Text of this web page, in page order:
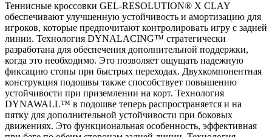
Теннисные кроссовки GEL-RESOLUTION® X CLAY
обеспечивают улучшенную устойчивость и амортизацию для
игроков, которые предпочитают контролировать игру с задней
линии. Технология DYNALACING™ стратегически
разработана для обеспечения дополнительной поддержки,
когда это необходимо. Это позволяет ощущать надежную
фиксацию стопы при быстрых переходах. Двухкомпонентная
конструкция подошвы также способствует повышению
устойчивости при приземлении на корт. Технология
DYNAWALL™ в подошве теперь распространяется и на
пятку для дополнительной устойчивости при боковых
движениях. Это функциональная особенность, эффективная